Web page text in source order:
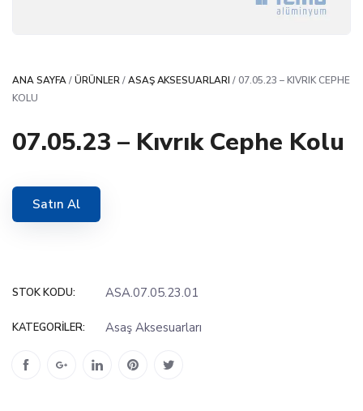
ANA SAYFA/ÜRÜNLER/ASAŞ AKSESUARLARI / 07.05.23 – KIVRIK CEPHE
KOLU
07.05.23 – Kıvrık Cephe Kolu
Satın Al
STOK KODU: ASA.07.05.23.01
KATEGORILER: Asaş Aksesuarları